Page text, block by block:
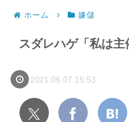
ホーム 嫌儲
スダレハゲ「私は主
2021.06.07 15:53